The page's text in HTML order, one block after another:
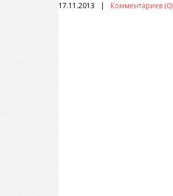
17.11.2013 Комментариев (0)